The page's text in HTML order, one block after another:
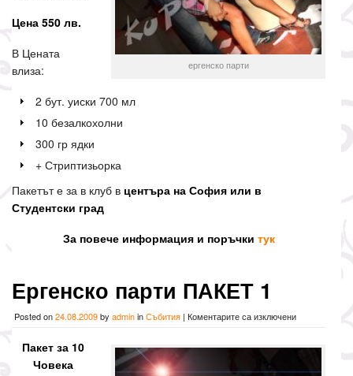
ергенско парти
Цена 550 лв.
В Цената
влиза:
2 бут. уиски 700 мл
10 безалкохолни
300 гр ядки
+ Стриптизьорка
Пакетът е за в клуб в центъра на София или в
Студентски град
За повече информация и поръчки тук
Ергенско парти ПАКЕТ 1
Posted on24.08.2009by admininСъбития | Коментарите са изключениза
Пакет за 10
Човека